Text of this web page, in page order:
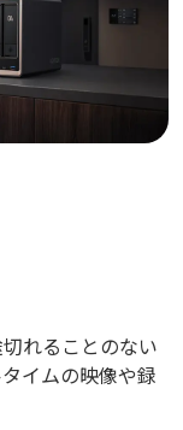
れることのない
イムの映像や録